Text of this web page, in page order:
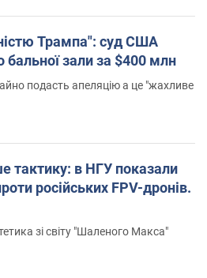
Трампа": суд США
бальної зали за $400 млн
подасть апеляцію а це "жахливе
тактику: в НГУ показали
російських FPV-дронів.
зі світу "Шаленого Макса"